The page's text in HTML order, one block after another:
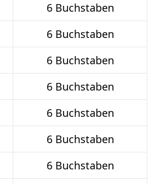
6 Buchstaben
6 Buchstaben
6 Buchstaben
6 Buchstaben
6 Buchstaben
6 Buchstaben
6 Buchstaben